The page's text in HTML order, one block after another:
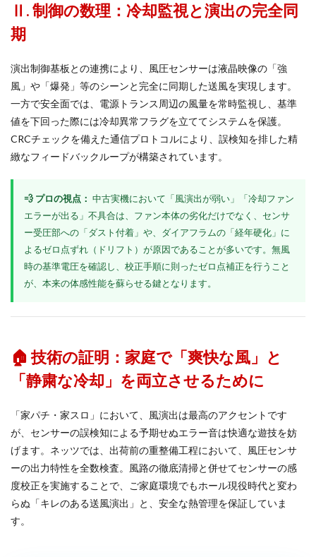
Ⅱ. 制御の数理：冷却監視と演出の完全同
期
演出制御基板との連携により、風圧センサーは液晶映像の「強
風」や「爆発」等のシーンと完全に同期した送風を実現します。
一方で安全面では、電源トランス周辺の風量を常時監視し、基準
値を下回った際には冷却異常フラグを立ててシステムを保護。
CRCチェックを備えた通信プロトコルにより、誤検知を排した精
緻なフィードバックループが構築されています。
💨 プロの視点： 中古実機において「風演出が弱い」「冷却ファン
エラーが出る」不具合は、ファン本体の劣化だけでなく、センサ
ー受圧部への「ダスト付着」や、ダイアフラムの「経年硬化」に
よるゼロ点ずれ（ドリフト）が原因であることが多いです。無風
時の基準電圧を確認し、校正手順に則ったゼロ点補正を行うこと
が、本来の体感性能を蘇らせる鍵となります。
🏠 技術の証明：家庭で「爽快な風」と
「静粛な冷却」を両立させるために
「家パチ・家スロ」において、風演出は最高のアクセントです
が、センサーの誤検知による予期せぬエラー音は快適な遊技を妨
げます。ネッツでは、出荷前の重整備工程において、風圧センサ
ーの出力特性を全数検査。風路の徹底清掃と併せてセンサーの感
度校正を実施することで、ご家庭環境でもホール現役時代と変わ
らぬ「キレのある送風演出」と、安全な熱管理を保証していま
す。